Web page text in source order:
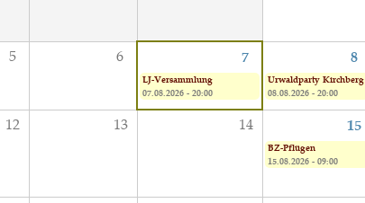
5 6 7 8
LJ-Versammlung
07.08.2026 - 20:00
Urwaldparty Kirchberg
08.08.2026 - 20:00
12 13 14 15
BZ-Pflügen
15.08.2026 - 09:00